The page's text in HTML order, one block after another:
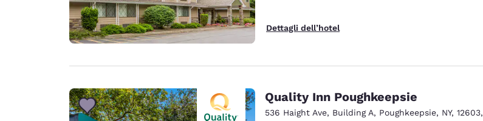
Dettagli dell’hotel
Quality Inn Poughkeepsie
536 Haight Ave, Building A, Poughkeepsie, NY, 12603,